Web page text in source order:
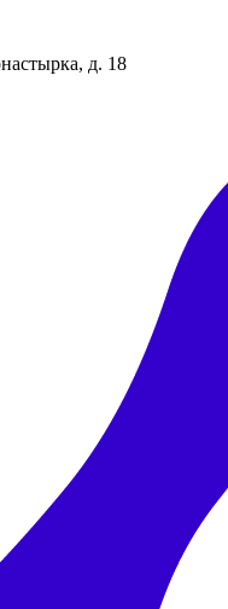
д. 18